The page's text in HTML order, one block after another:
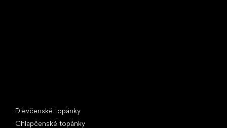
Dievčenské topánky
Chlapčenské topánky